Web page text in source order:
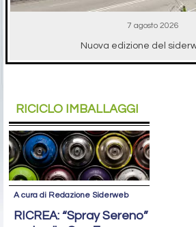
7 agosto 2026
Nuova edizione del
RICICLO IMBALLAGGI
A cura di Redazione Siderweb
RICREA: “Spray Sereno”